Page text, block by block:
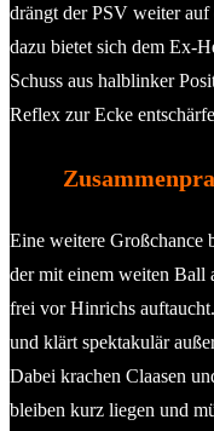
drängt der PSV weiter
dazu bietet sich dem Ex-
Schuss aus halblinker
Reflex zur Ecke
Eine weitere Großchance
der mit einem weiten Ball
frei vor Hinrichs
und klärt spektakulär
Dabei krachen Claasen
bleiben kurz liegen und